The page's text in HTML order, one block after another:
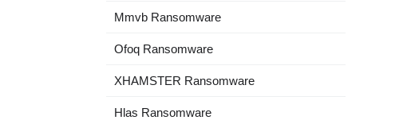
Mmvb Ransomware
Ofoq Ransomware
XHAMSTER Ransomware
Hlas Ransomware